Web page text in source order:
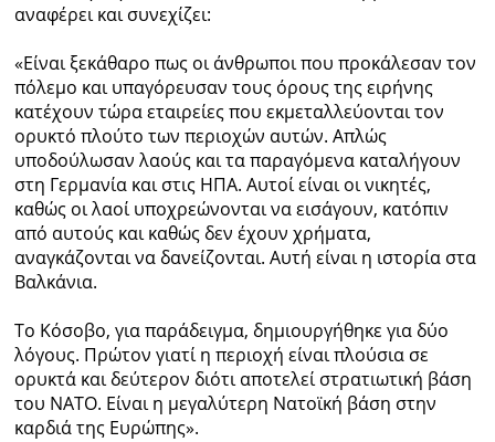
Πολιτισμός
αναφέρει και συνεχίζει:
«Είναι ξεκάθαρο πως οι άνθρωποι που προκάλεσαν τον
πόλεμο και υπαγόρευσαν τους όρους της ειρήνης
κατέχουν τώρα εταιρείες που εκμεταλλεύονται τον
ορυκτό πλούτο των περιοχών αυτών. Απλώς
υποδούλωσαν λαούς και τα παραγόμενα καταλήγουν
στη Γερμανία και στις ΗΠΑ. Αυτοί είναι οι νικητές,
καθώς οι λαοί υποχρεώνονται να εισάγουν, κατόπιν
από αυτούς και καθώς δεν έχουν χρήματα,
αναγκάζονται να δανείζονται. Αυτή είναι η ιστορία στα
Βαλκάνια.
Το Κόσοβο, για παράδειγμα, δημιουργήθηκε για δύο
λόγους. Πρώτον γιατί η περιοχή είναι πλούσια σε
ορυκτά και δεύτερον διότι αποτελεί στρατιωτική βάση
του ΝΑΤΟ. Είναι η μεγαλύτερη Νατοϊκή βάση στην
καρδιά της Ευρώπης».